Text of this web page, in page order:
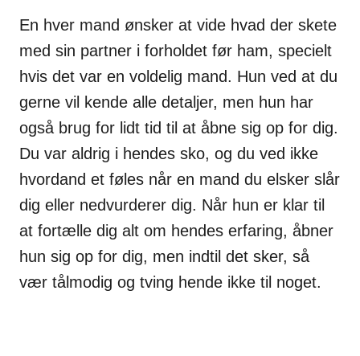
En hver mand ønsker at vide hvad der skete
med sin partner i forholdet før ham, specielt
hvis det var en voldelig mand. Hun ved at du
gerne vil kende alle detaljer, men hun har
også brug for lidt tid til at åbne sig op for dig.
Du var aldrig i hendes sko, og du ved ikke
hvordand et føles når en mand du elsker slår
dig eller nedvurderer dig. Når hun er klar til
at fortælle dig alt om hendes erfaring, åbner
hun sig op for dig, men indtil det sker, så
vær tålmodig og tving hende ikke til noget.